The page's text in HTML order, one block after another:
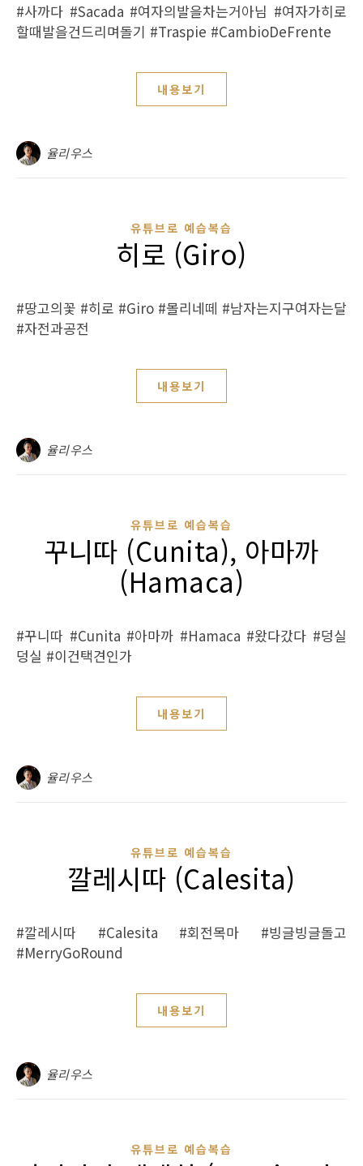
#사까다 #Sacada #여자의발을차는거아님 #여자가히로
할때발을건드리며돌기 #Traspie #CambioDeFrente
내용보기
율리우스
유튜브로 예습복습
히로 (Giro)
#땅고의꽃 #히로 #Giro #몰리네떼 #남자는지구여자는달
#자전과공전
내용보기
율리우스
유튜브로 예습복습
꾸니따 (Cunita), 아마까
(Hamaca)
#꾸니따 #Cunita #아마까 #Hamaca #왔다갔다 #덩실
덩실 #이건택견인가
내용보기
율리우스
유튜브로 예습복습
깔레시따 (Calesita)
#깔레시따 #Calesita #회전목마 #빙글빙글돌고
#MerryGoRound
내용보기
율리우스
유튜브로 예습복습